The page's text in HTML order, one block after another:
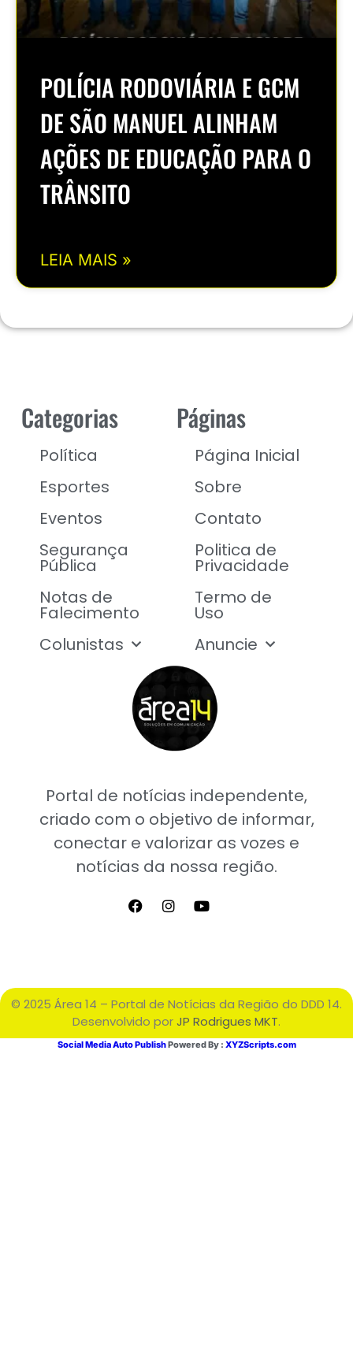
POLÍCIA RODOVIÁRIA E GCM
DE SÃO MANUEL ALINHAM
AÇÕES DE EDUCAÇÃO PARA O
TRÂNSITO
LEIA MAIS »
Portal de notícias independente,
criado com o objetivo de informar,
conectar e valorizar as vozes e
notícias da nossa região.
Categorias
Política
Esportes
Eventos
Segurança
Pública
Notas de
Falecimento
Colunistas
Páginas
Página Inicial
Sobre
Contato
Politica de
Privacidade
Termo de
Uso
Anuncie
© 2025 Área 14 – Portal de Notícias da Região do DDD 14.
Desenvolvido porJP Rodrigues MKT.
Social Media Auto PublishPowered By : XYZScripts.com